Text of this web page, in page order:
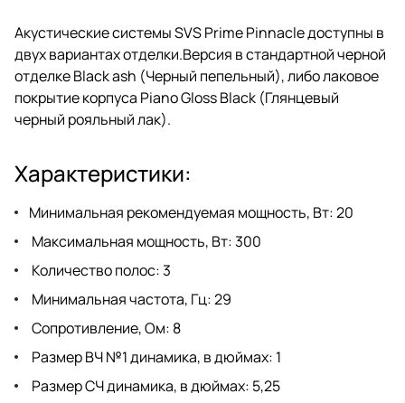
Акустические системы SVS Prime Pinnacle доступны в
двух вариантах отделки.Версия в стандартной черной
отделке Black ash (Черный пепельный), либо лаковое
покрытие корпуса Piano Gloss Black (Глянцевый
черный рояльный лак).
Характеристики:
Минимальная рекомендуемая мощность, Вт: 20
Максимальная мощность, Вт: 300
Количество полос: 3
Минимальная частота, Гц: 29
Сопротивление, Ом: 8
Размер ВЧ №1 динамика, в дюймах: 1
Размер СЧ динамика, в дюймах: 5,25